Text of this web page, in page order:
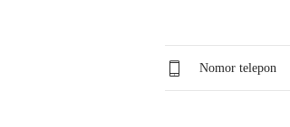
Nomor telepon